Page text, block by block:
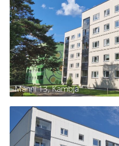
Männi 13, Kambja
Männi 13,